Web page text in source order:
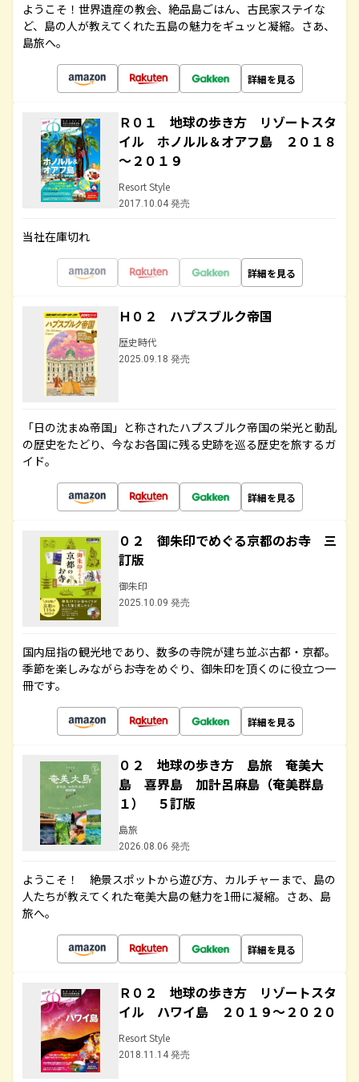
ようこそ！世界遺産の教会、絶品島ごはん、古民家ステイな
ど、島の人が教えてくれた五島の魅力をギュッと凝縮。さあ、
島旅へ。
詳細を見る
Ｒ０１ 地球の歩き方 リゾートスタ
イル ホノルル＆オアフ島 ２０１８
～２０１９
Resort Style
2017.10.04 発売
当社在庫切れ
詳細を見る
Ｈ０２ ハプスブルク帝国
歴史時代
2025.09.18 発売
「日の沈まぬ帝国」と称されたハプスブルク帝国の栄光と動乱
の歴史をたどり、今なお各国に残る史跡を巡る歴史を旅するガ
イド。
詳細を見る
０２ 御朱印でめぐる京都のお寺 三
訂版
御朱印
2025.10.09 発売
国内屈指の観光地であり、数多の寺院が建ち並ぶ古都・京都。
季節を楽しみながらお寺をめぐり、御朱印を頂くのに役立つ一
冊です。
詳細を見る
０２ 地球の歩き方 島旅 奄美大
島 喜界島 加計呂麻島（奄美群島
１） ５訂版
島旅
2026.08.06 発売
ようこそ！ 絶景スポットから遊び方、カルチャーまで、島の
人たちが教えてくれた奄美大島の魅力を1冊に凝縮。さあ、島
旅へ。
詳細を見る
Ｒ０２ 地球の歩き方 リゾートスタ
イル ハワイ島 ２０１９～２０２０
Resort Style
2018.11.14 発売